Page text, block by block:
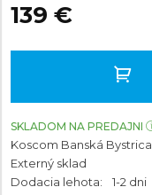
139 €
SKLADOM NA PREDAJNI
Koscom Banská Bystrica
Externý sklad
Dodacia lehota:
1-2 dni